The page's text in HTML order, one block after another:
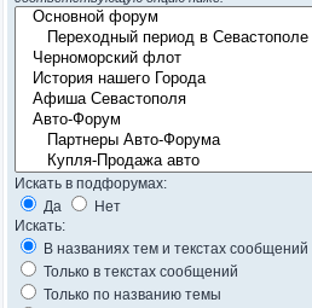
Искать в подфорумах:
Да
Нет
Искать:
В названиях тем и текстах сообщений
Только в текстах сообщений
Только по названию темы